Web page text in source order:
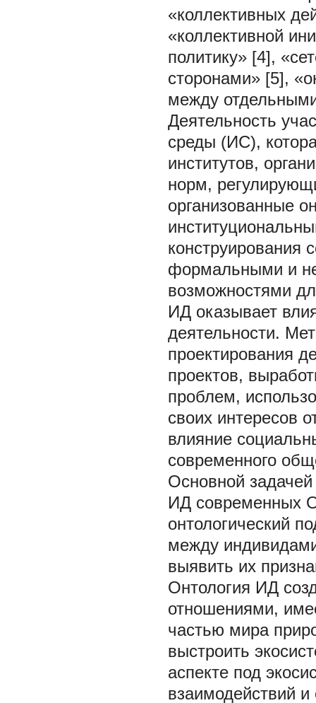
«коллективных
«коллективной
политику» [4],
сторонами» [5],
между
Деятельность
среды (ИС),
институтов,
норм,
организованные
конструирования
формальными и
возможностями
ИД оказывает
деятельности.
проектирования
проектов,
проблем,
своих интересов
влияние
современного
Основной
ИД современных
онтологический
между
выявить их
Онтология ИД
отношениями,
частью мира
выстроить
аспекте под
взаимодействий